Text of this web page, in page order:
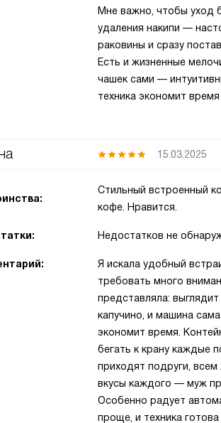
Мне важно, чтобы уход
удаления накипи —
раковины и сразу
Есть и жизненные
чашек сами —
техника экономит время
15.03.2025
Стильный встроенный
кофе. Нравится.
Недостатков не
Я искала удобный
требовать много
представляла:
капучино, и машина
экономит время.
бегать к крану каждые
приходят подруги, всем
вкусы каждого — муж
Особенно радует
проще, и техника